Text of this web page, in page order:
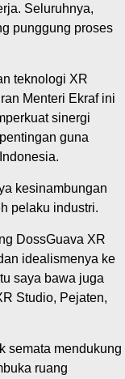
Seluruhnya,
punggung proses
teknologi XR
Menteri Ekraf ini
sinergi
guna
kesinambungan
pelaku industri.
DossGuava XR
idealismenya ke
saya bawa juga
Studio, Pejaten,
semata mendukung
ruang